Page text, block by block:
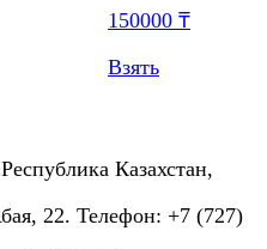
150000 ₸
Взять
Казахстан,
22. Телефон: +7 (727)